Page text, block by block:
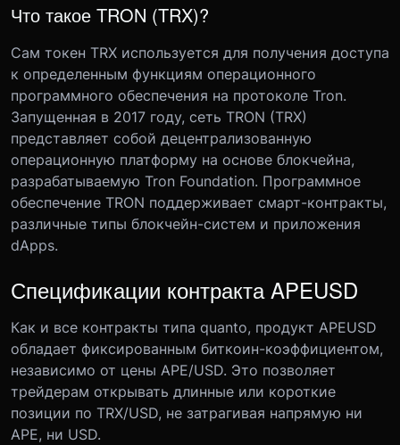
Что такое TRON (TRX)?
Сам токен TRX используется для получения доступа
к определенным функциям операционного
программного обеспечения на протоколе Tron.
Запущенная в 2017 году, сеть TRON (TRX)
представляет собой децентрализованную
операционную платформу на основе блокчейна,
разрабатываемую Tron Foundation. Программное
обеспечение TRON поддерживает смарт-контракты,
различные типы блокчейн-систем и приложения
dApps.
Спецификации контракта APEUSD
Как и все контракты типа quanto, продукт APEUSD
обладает фиксированным биткоин-коэффициентом,
независимо от цены APE/USD. Это позволяет
трейдерам открывать длинные или короткие
позиции по TRX/USD, не затрагивая напрямую ни
APE, ни USD.